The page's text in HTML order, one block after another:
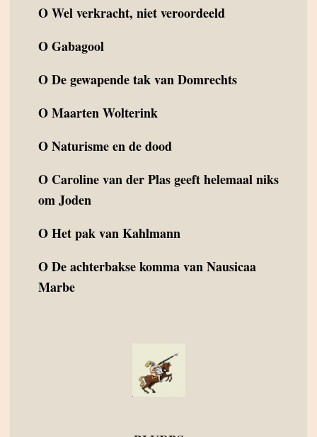
OWel verkracht, niet veroordeeld
OGabagool
ODe gewapende tak van Domrechts
OMaarten Wolterink
ONaturisme en de dood
O Caroline van der Plas geeft helemaal niks
om Joden
OHet pak van Kahlmann
ODe achterbakse komma van Nausicaa
Marbe